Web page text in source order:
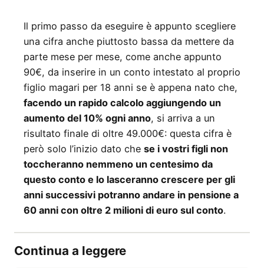
Il primo passo da eseguire è appunto scegliere
una cifra anche piuttosto bassa da mettere da
parte mese per mese, come anche appunto
90€, da inserire in un conto intestato al proprio
figlio magari per 18 anni se è appena nato che,
facendo un rapido calcolo aggiungendo un
aumento del 10% ogni anno, si arriva a un
risultato finale di oltre 49.000€: questa cifra è
però solo l’inizio dato che se i vostri figli non
toccheranno nemmeno un centesimo da
questo conto e lo lasceranno crescere per gli
anni successivi potranno andare in pensione a
60 anni con oltre 2 milioni di euro sul conto.
Continua a leggere